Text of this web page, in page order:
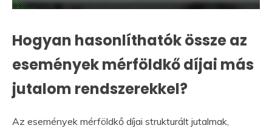
Hogyan hasonlíthatók össze az
események mérföldkő díjai más
jutalom rendszerekkel?
Az események mérföldkő díjai strukturált jutalmak,